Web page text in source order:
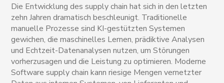
Die Entwicklung des supply chain hat sich in den letzten
zehn Jahren dramatisch beschleunigt. Traditionelle
manuelle Prozesse sind KI-gestützten Systemen
gewichen, die maschinelles Lernen, prädiktive Analysen
und Echtzeit-Datenanalysen nutzen, um Störungen
vorherzusagen und die Leistung zu optimieren. Moderne
Software supply chain kann riesige Mengen vernetzter